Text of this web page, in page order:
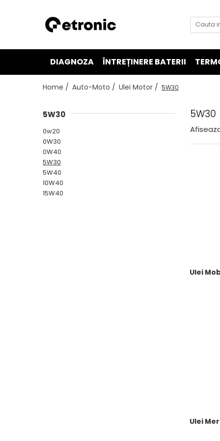
DIAGNOZA ÎNTREȚINERE BATERII
Home / Auto-Moto / Ulei Motor / 5W30
5W30
5W30
0w20
0W30
0W40
5W30
5W40
10W40
15W40
Ulei
Ulei